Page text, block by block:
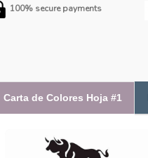
100% secure payments
Carta de Colores Hoja #1